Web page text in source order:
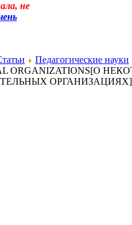
не
Педагогические науки
ОРГАНИЗАЦИЯХ]